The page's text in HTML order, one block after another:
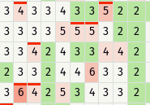
3 4 3 3 4 3 3 5 2
2
3 3 3 3 5 5 5 3 2
2
3 3 4 2 4 3 3 4 4
2
2 3 3 2 4 4 6 3 3
2
3 6 4 2 5 3 4 3 3
2